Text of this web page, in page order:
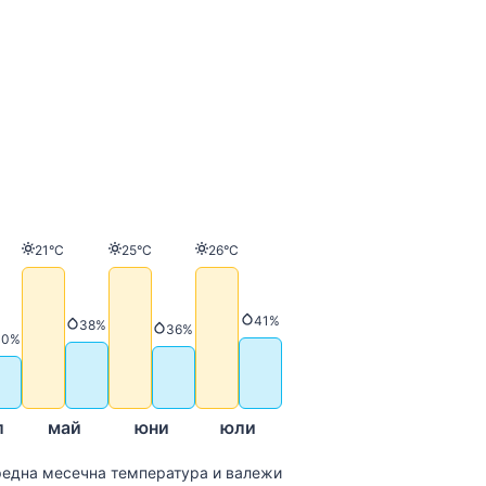
месечна температура и валежи
май
Температура
21°C
Валежи
38%
юни
Температура
25°C
Валежи
36%
юли
Температура
26°C
Валежи
41%